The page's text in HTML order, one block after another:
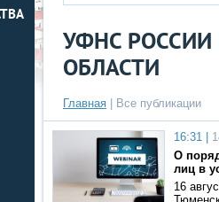
УФНС
ОБЛАСТИ
Главная Все публикации
16:31 |
О
лиц в
16